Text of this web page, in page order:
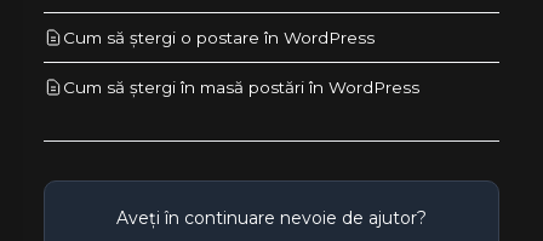
Cum să ștergi o postare în WordPress
Cum să ștergi în masă postări în WordPress
Aveți în continuare nevoie de ajutor?